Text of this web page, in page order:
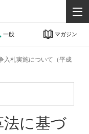
一般 マガジン
入札実施について（平成
に基づ